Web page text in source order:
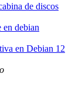
de discos
debian
en Debian 12